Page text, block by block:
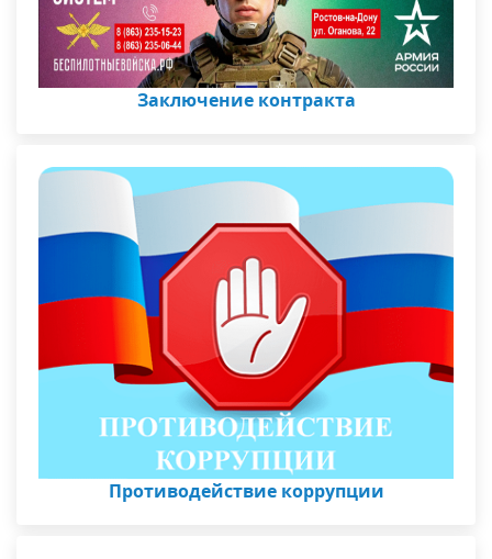
Заключение контракта
Противодействие коррупции